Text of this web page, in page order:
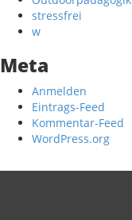
stressfrei
w
Meta
Anmelden
Eintrags-Feed
Kommentar-Feed
WordPress.org